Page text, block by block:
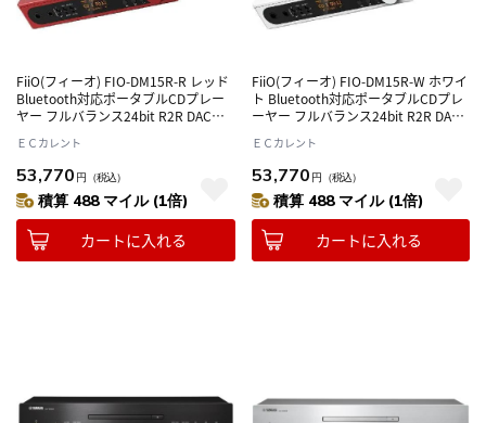
FiiO(フィーオ) FIO-DM15R-R レッド
Bluetooth対応ポータブルCDプレー
ヤー フルバランス24bit R2R DAC回
ＥＣカレント
53,770 円 （税込）
積算 488 マイル (1倍)
カートに入れる
FiiO(フィーオ) FIO-DM15R-W ホワイ
ト Bluetooth対応ポータブルCDプレ
ーヤー フルバランス24bit R2R DAC
ＥＣカレント
53,770 円 （税込）
積算 488 マイル (1倍)
カートに入れる